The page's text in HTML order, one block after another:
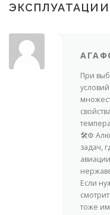
ЭКСПЛУАТАЦИИ
При
🛠️⚙️
задач,
Если
тоже